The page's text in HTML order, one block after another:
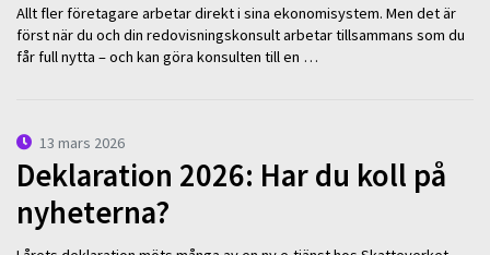
Allt fler företagare arbetar direkt i sina ekonomisystem. Men det är
först när du och din redovisningskonsult arbetar tillsammans som du
får full nytta – och kan göra konsulten till en …
13 mars 2026
Deklaration 2026: Har du koll på
nyheterna?